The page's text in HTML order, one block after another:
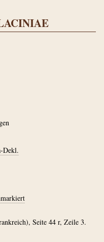
Dekl.
Seite 44 r, Zeile 3.